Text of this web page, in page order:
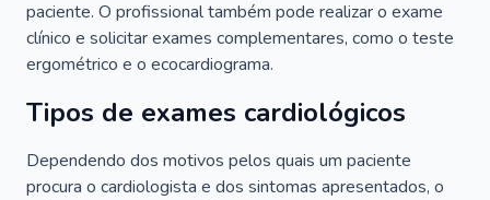
paciente. O profissional também pode realizar o exame
clínico e solicitar exames complementares, como o teste
ergométrico e o ecocardiograma.
Tipos de exames cardiológicos
Dependendo dos motivos pelos quais um paciente
procura o cardiologista e dos sintomas apresentados, o